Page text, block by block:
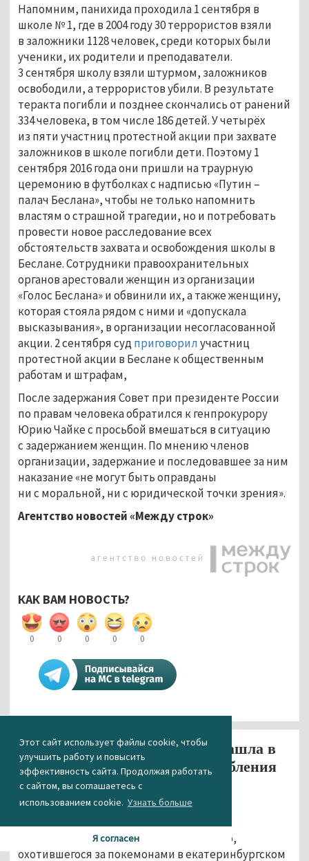
Этот сайт использует файлы cookie, чтобы
улучшить работу и повысить
эффективность сайта. Продолжая работать
с сайтом, вы соглашаетесь с
использованием cookie. Узнать больше
Я согласен
Напомним, панихида проходила 1 сентября в
школе № 1, где в 2004 году 30 террористов взяли
в заложники 1128 человек, среди которых были
ученики, их родители и преподаватели.
3 сентября школу взяли штурмом, заложников
освободили, а террористов убили. В результате
теракта погибли и позднее скончались от ранений
334 человека, в том числе 186 детей. У четырёх
из пяти участниц протестной акции при захвате
заложников в школе погибли дети. Поэтому 1
сентября 2016 года они пришли на траурную
церемонию в футболках с надписью «Путин –
палач Беслана», чтобы не только напомнить
властям о страшной трагедии, но и потребовать
провести новое расследование всех
обстоятельств захвата и освобождения школы в
Беслане. Сотрудники правоохранительных
органов арестовали женщин из организации
«Голос Беслана» и обвинили их, а также женщину,
которая стояла рядом с ними и «допускала
высказывания», в организации несогласованной
акции. 2 сентября судприговорилучастниц
протестной акции в Беслане к общественным
работам и штрафам,
После задержания Совет при президенте России
по правам человека обратился к генпрокурору
Юрию Чайке с просьбой вмешаться в ситуацию
с задержанием женщин. По мнению членов
организации, задержание и последовавшее за ним
наказание «не могут быть оправданы
ни с моральной, ни с юридической точки зрения».
Агентство новостей «Между строк»
КАК ВАМ НОВОСТЬ?
0 0 0 0 0
Свердловский омбудсмен не нашла в
деле «ловца покемонов» оскорбления
чувств верующих
01.11.2016 18:13
Действия блогера Руслана Соколовского,
охотившегося за покемонами в екатеринбургском